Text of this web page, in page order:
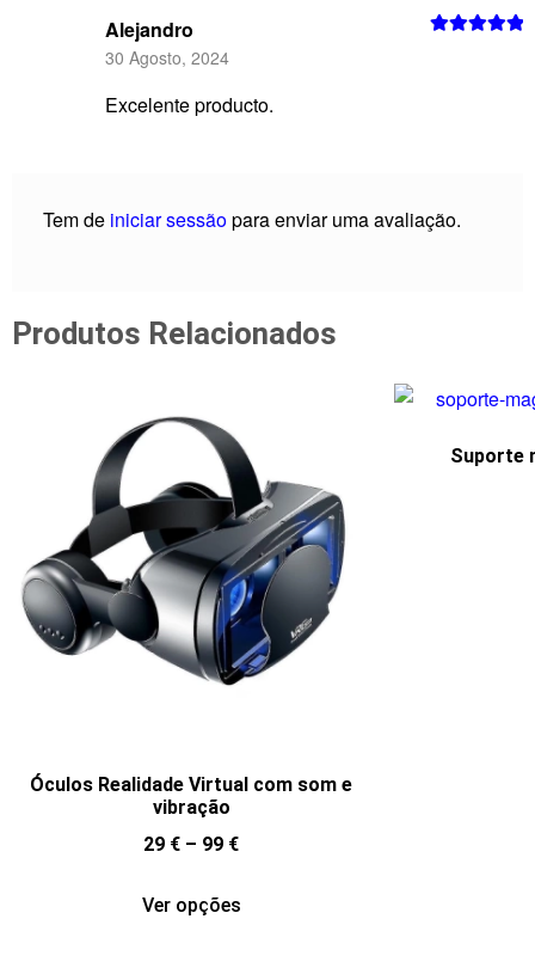
Alejandro
30 Agosto, 2024
Excelente producto.
Tem de iniciar sessãopara enviar uma avaliação.
Produtos Relacionados
Óculos Realidade Virtual com som e
vibração
29 € – 99 €
Ver opções
Suporte